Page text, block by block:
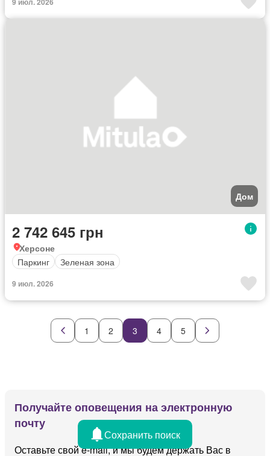
Дом
2 742 645 грн
Херсоне
Паркинг
Зеленая зона
9 июл. 2026
1 2 3 4 5
Получайте оповещения на электронную
почту
Оставьте свой e-mail, и мы будем держать Вас в
Сохранить поиск